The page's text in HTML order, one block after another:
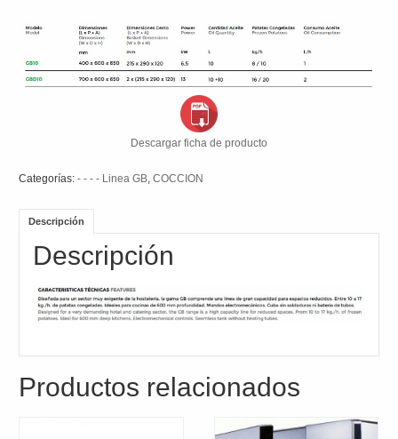
Descargar ficha de producto
Categorías:- - - - Linea GB ,COCCION
Descripción
Descripción
Productos relacionados